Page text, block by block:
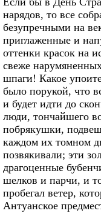
нарядов, то все
безупречными на
приглаженные и
оттенки красок на
свеже
шпаги! Какое
было порукой, что
и будет идти до
люди, тончайшего
побрякушки,
каждом их томном
позвякивали; эти
драгоценные
шелков и парчи, и
пробегал ветер,
Антуанское